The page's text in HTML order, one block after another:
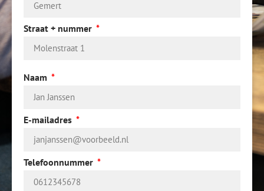
Straat + nummer
Naam
E-mailadres
Telefoonnummer